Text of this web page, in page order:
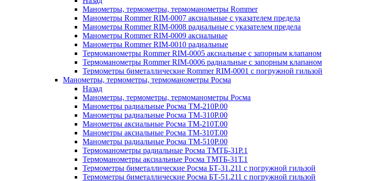
Манометры, термометры, термоманометры Rommer
Манометры Rommer RIM-0007 аксиальные с указателем предела
Манометры Rommer RIM-0008 радиальные с указателем предела
Манометры Rommer RIM-0009 аксиальные
Манометры Rommer RIM-0010 радиальные
Термоманометры Rommer RIM-0005 аксиальные с запорным клапаном
Термоманометры Rommer RIM-0006 радиальные с запорным клапаном
Термометры биметаллические Rommer RIM-0001 с погружной гильзой
Манометры, термометры, термоманометры Росма
Назад
Манометры, термометры, термоманометры Росма
Манометры радиальные Росма ТМ-210P.00
Манометры радиальные Росма ТМ-310P.00
Манометры аксиальные Росма ТМ-210Т.00
Манометры аксиальные Росма ТМ-310Т.00
Манометры радиальные Росма ТМ-510P.00
Термоманометры радиальные Росма ТМТБ-31P.1
Термоманометры аксиальные Росма ТМТБ-31Т.1
Термометры биметаллические Росма БТ-31.211 с погружной гильзой
Термометры биметаллические Росма БТ-51.211 с погружной гильзой